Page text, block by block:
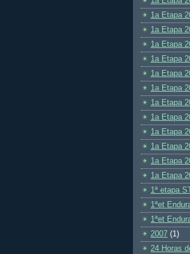
1a Etapa
1a Etapa
1a Etapa
1a Etapa
1a Etapa
1a Etapa
1a Etapa
1a Etapa
1a Etapa
1a Etapa
1a Etapa
1a Etapa
1ª etapa
1ªet
1ªet
2007 (1)
24 Horas